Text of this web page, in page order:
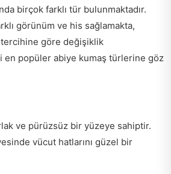
birçok farklı tür bulunmaktadır.
görünüm ve his sağlamakta,
tercihine göre değişiklik
en popüler abiye kumaş türlerine göz
ve pürüzsüz bir yüzeye sahiptir.
vücut hatlarını güzel bir